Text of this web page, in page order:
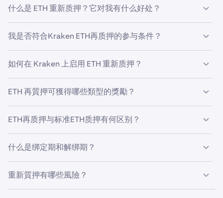
什么是 ETH 重新质押？它对我有什么好处？
安全性扩展到 EigenLayer 协议上的去中心化应用 (dApp)，
在质押的 Ether (ETH) 上获得更多奖励。除了从标准 ETH 质
押中获得的奖励之外，这是额外的奖励。
我是否符合Kraken ETH再质押的参与条件？
将您的账户验证为中级或更高等级。
居住在受限国家/地区以外的受支持地区。
Kraken现货或质押持有币种中拥有ETH。
如果在您的账户中看不到 ETH 重新质押的选项，您可能不
符合这些标准。
如何在 Kraken 上启用 ETH 重新质押？
請確保您的 Kraken 帳戶已通過中級或以上驗證，並位
如果您是受限地区的居民或公民，暂时无法使用ETH再
你需在現貨餘額或質押餘額中持有 ETH。已质押的ETH
ETH 再質押可獲得哪些類型的獎勵？
ETH、EIGEN 或其他 ERC-20 代币。奖励每天累积，每周支
付。請瀏覽此頁面，了解更多代幣及獎勵率詳情。
ETH再质押与标准ETH质押有何区别？
励，由于安全责任增加，解绑期可能更长，罚没风险增加。
标准 ETH 质押
仅限于 Ethereum 网络的安全性。
什么是绑定期和解绑期？
开始产生奖励前的等待时间；(b) 解锁期，即ETH解除锁
定、可再次使用前的等待时间。
重新質押有哪些風險？